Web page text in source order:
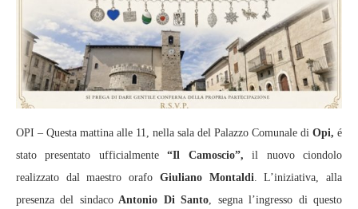
OPI – Questa mattina alle 11, nella sala del Palazzo Comunale di Opi, é
stato presentato ufficialmente“Il Camoscio”, il nuovo ciondolo
realizzato dal maestro orafo Giuliano Montaldi. L’iniziativa, alla
presenza del sindacoAntonio Di Santo, segna l’ingresso di questo